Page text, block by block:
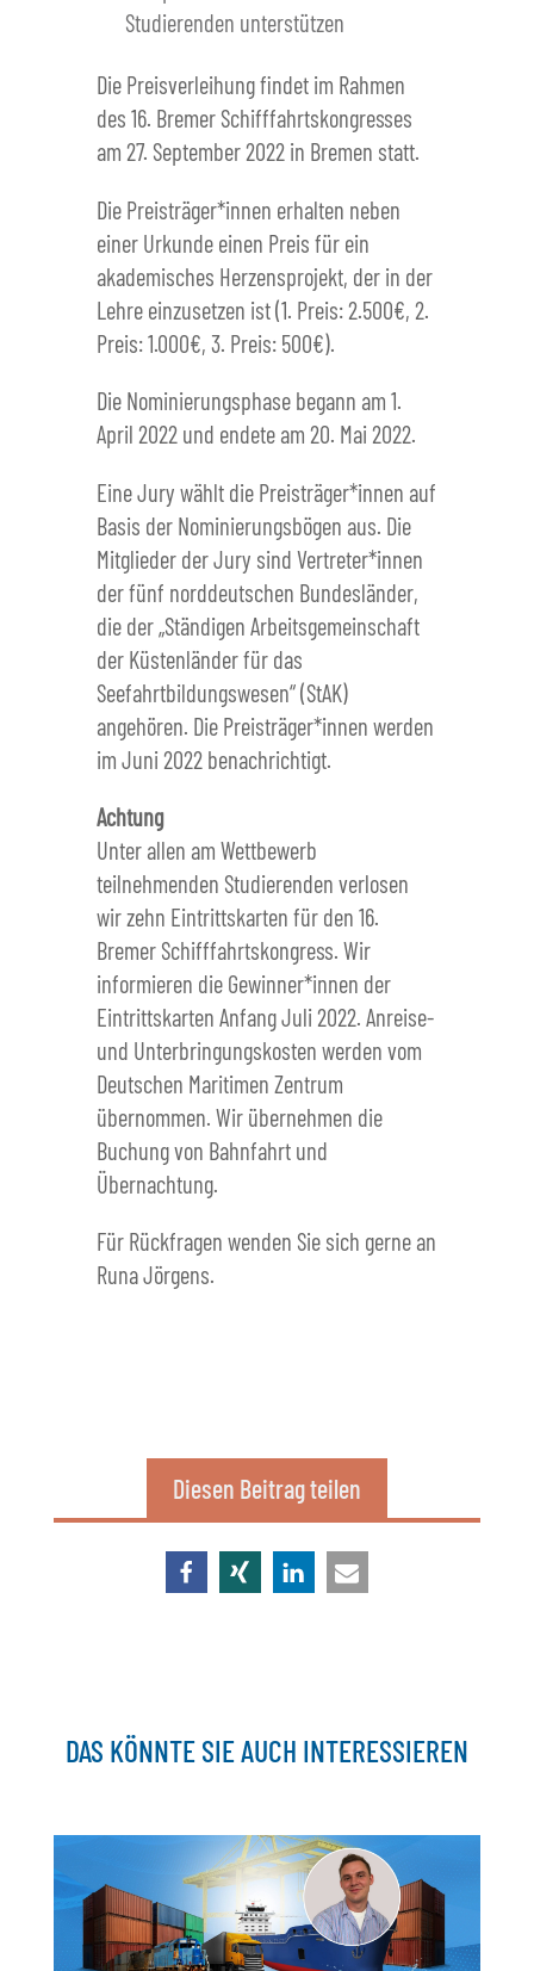
Studierenden unterstützen
Die Preisverleihung findet im Rahmen
des 16. Bremer Schifffahrtskongresses
am 27. September 2022 in Bremen statt.
Die Preisträger*innen erhalten neben
einer Urkunde einen Preis für ein
akademisches Herzensprojekt, der in der
Lehre einzusetzen ist (1. Preis: 2.500€, 2.
Preis: 1.000€, 3. Preis: 500€).
Die Nominierungsphase begann am 1.
April 2022 und endete am 20. Mai 2022.
Eine Jury wählt die Preisträger*innen auf
Basis der Nominierungsbögen aus. Die
Mitglieder der Jury sind Vertreter*innen
der fünf norddeutschen Bundesländer,
die der „Ständigen Arbeitsgemeinschaft
der Küstenländer für das
Seefahrtbildungswesen“ (StAK)
angehören. Die Preisträger*innen werden
im Juni 2022 benachrichtigt.
Achtung
Unter allen am Wettbewerb
teilnehmenden Studierenden verlosen
wir zehn Eintrittskarten für den 16.
Bremer Schifffahrtskongress. Wir
informieren die Gewinner*innen der
Eintrittskarten Anfang Juli 2022. Anreise-
und Unterbringungskosten werden vom
Deutschen Maritimen Zentrum
übernommen. Wir übernehmen die
Buchung von Bahnfahrt und
Übernachtung.
Für Rückfragen wenden Sie sich gerne an
Runa Jörgens.
Diesen Beitrag teilen
DAS KÖNNTE SIE AUCH INTERESSIEREN